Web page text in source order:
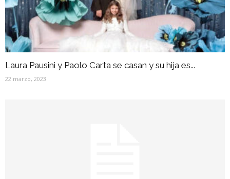
Laura Pausini y Paolo Carta se casan y su hija es...
22 marzo, 2023